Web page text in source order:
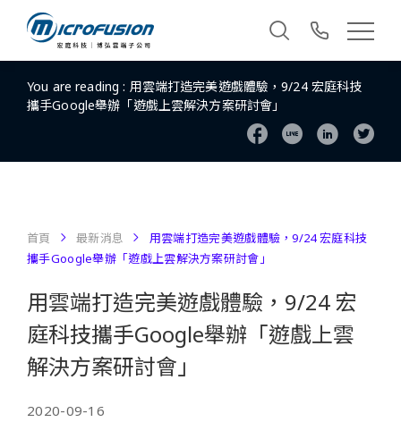
You are reading : 用雲端打造完美遊戲體驗，9/24 宏庭科技
攜手Google舉辦「遊戲上雲解決方案研討會」
首頁 最新消息
用雲端打造完美遊戲體驗，9/24 宏庭科技
攜手Google舉辦「遊戲上雲解決方案研討會」
用雲端打造完美遊戲體驗，9/24 宏
庭科技攜手Google舉辦「遊戲上雲
解決方案研討會」
2020-09-16